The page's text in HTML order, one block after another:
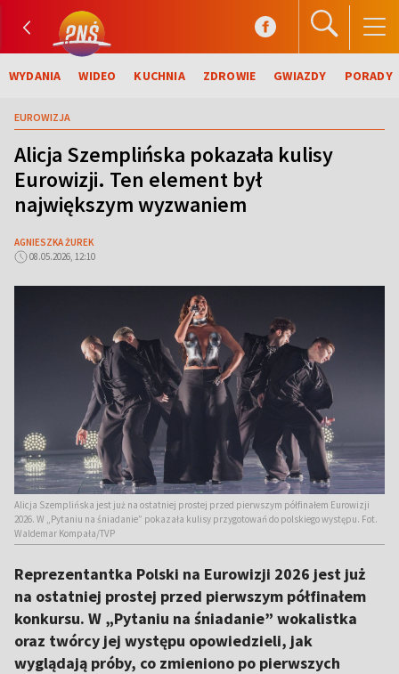
WYDANIA WIDEO KUCHNIA ZDROWIE GWIAZDY PORADY
EUROWIZJA
Alicja Szemplińska pokazała kulisy
Eurowizji. Ten element był
największym wyzwaniem
AGNIESZKA ŻUREK
08.05.2026, 12:10
Alicja Szemplińska jest już na ostatniej prostej przed pierwszym półfinałem Eurowizji
2026. W „Pytaniu na śniadanie” pokazała kulisy przygotowań do polskiego występu. Fot.
Waldemar Kompała/TVP
Reprezentantka Polski na Eurowizji 2026 jest już
na ostatniej prostej przed pierwszym półfinałem
konkursu. W „Pytaniu na śniadanie” wokalistka
oraz twórcy jej występu opowiedzieli, jak
wyglądają próby, co zmieniono po pierwszych